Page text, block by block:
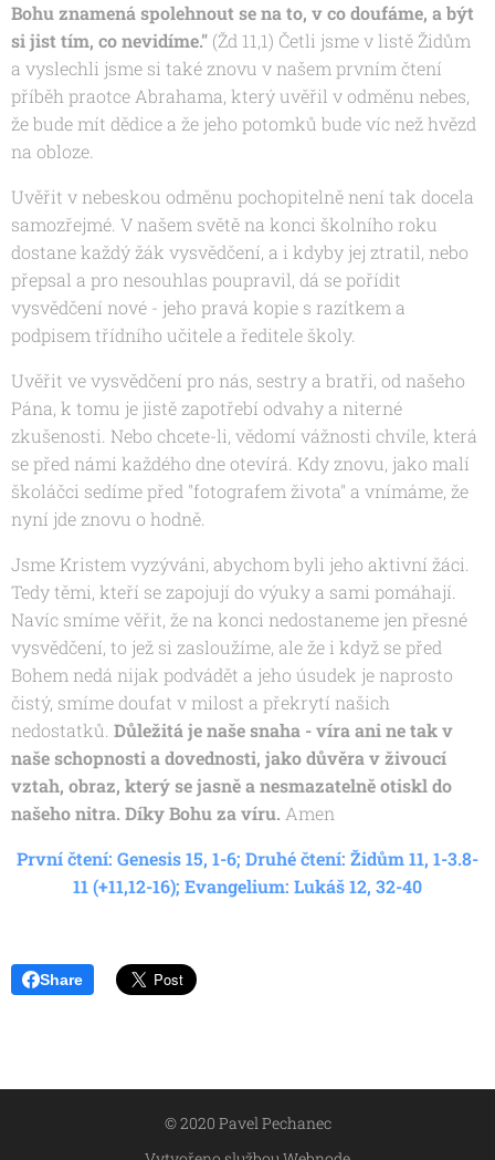
Bohu znamená spolehnout se na to, v co doufáme, a být
si jist tím, co nevidíme." (Žd 11,1) Četli jsme v listě Židům
a vyslechli jsme si také znovu v našem prvním čtení
příběh praotce Abrahama, který uvěřil v odměnu nebes,
že bude mít dědice a že jeho potomků bude víc než hvězd
na obloze.
Uvěřit v nebeskou odměnu pochopitelně není tak docela
samozřejmé. V našem světě na konci školního roku
dostane každý žák vysvědčení, a i kdyby jej ztratil, nebo
přepsal a pro nesouhlas poupravil, dá se pořídit
vysvědčení nové - jeho pravá kopie s razítkem a
podpisem třídního učitele a ředitele školy.
Uvěřit ve vysvědčení pro nás, sestry a bratři, od našeho
Pána, k tomu je jistě zapotřebí odvahy a niterné
zkušenosti. Nebo chcete-li, vědomí vážnosti chvíle, která
se před námi každého dne otevírá. Kdy znovu, jako malí
školáčci sedíme před "fotografem života" a vnímáme, že
nyní jde znovu o hodně.
Jsme Kristem vyzýváni, abychom byli jeho aktivní žáci.
Tedy těmi, kteří se zapojují do výuky a sami pomáhají.
Navíc smíme věřit, že na konci nedostaneme jen přesné
vysvědčení, to jež si zasloužíme, ale že i když se před
Bohem nedá nijak podvádět a jeho úsudek je naprosto
čistý, smíme doufat v milost a překrytí našich
nedostatků. Důležitá je naše snaha - víra ani ne tak v
naše schopnosti a dovednosti, jako důvěra v živoucí
vztah, obraz, který se jasně a nesmazatelně otiskl do
našeho nitra. Díky Bohu za víru. Amen
První čtení: Genesis 15, 1-6; Druhé čtení: Židům 11, 1-3.8-
11 (+11,12-16); Evangelium: Lukáš 12, 32-40
Share
© 2020 Pavel Pechanec